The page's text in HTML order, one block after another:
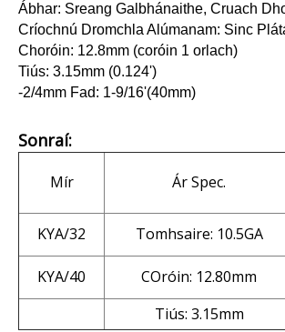
Ábhar: Sreang Galbhánaithe, Cruach
Críochnú Dromchla Alúmanam: Sinc
Choróin: 12.8mm (coróin 1 orlach)
Tiús: 3.15mm (0.124')
-2/4mm Fad: 1-9/16'(40mm)
Sonraí:
Mír Ár Spec.
KYA/32
Tomhsaire: 10.5GA
KYA/40 COróin: 12.80mm
Tiús: 3.15mm